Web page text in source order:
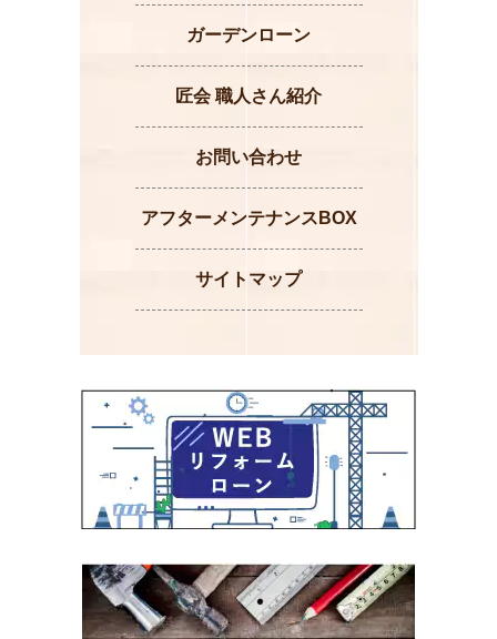
ガーデンローン
匠会 職人さん紹介
お問い合わせ
アフターメンテナンスBOX
サイトマップ